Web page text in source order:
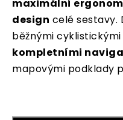
maximální
design celé sestavy.
běžnými
kompletními
mapovými podklady